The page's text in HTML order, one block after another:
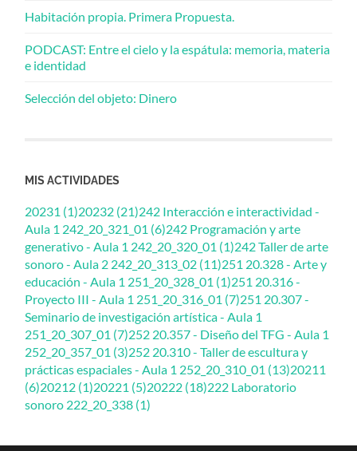
Habitación propia. Primera Propuesta.
PODCAST: Entre el cielo y la espátula: memoria, materia
e identidad
Selección del objeto: Dinero
MIS ACTIVIDADES
20231 (1)20232 (21)242 Interacción e interactividad -
Aula 1 242_20_321_01 (6)242 Programación y arte
generativo - Aula 1 242_20_320_01 (1)242 Taller de arte
sonoro - Aula 2 242_20_313_02 (11)251 20.328 - Arte y
educación - Aula 1 251_20_328_01 (1)251 20.316 -
Proyecto III - Aula 1 251_20_316_01 (7)251 20.307 -
Seminario de investigación artística - Aula 1
251_20_307_01 (7)252 20.357 - Diseño del TFG - Aula 1
252_20_357_01 (3)252 20.310 - Taller de escultura y
prácticas espaciales - Aula 1 252_20_310_01 (13)20211
(6)20212 (1)20221 (5)20222 (18)222 Laboratorio
sonoro 222_20_338 (1)